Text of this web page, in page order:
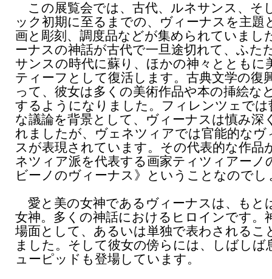
この展覧会では、古代、ルネサンス、そ
ック初期に至るまでの、ヴィーナスを主題
画と彫刻、調度品などが集められていまし
ーナスの神話が古代で一旦途切れて、ふた
サンスの時代に蘇り、ほかの神々とともに
ティーフとして復活します。古典文学の復
って、彼女は多くの美術作品や本の挿絵な
するようになりました。フィレンツェでは
な議論を背景として、ヴィーナスは慎み深
れましたが、ヴェネツィアでは官能的なヴ
スが表現されています。その代表的な作品
ネツィア派を代表する画家ティツィアーノ
ビーノのヴィーナス》ということなのでし
愛と美の女神であるヴィーナスは、もと
女神。多くの神話におけるヒロインです。
場面として、あるいは単独で表わされるこ
ました。そして彼女の傍らには、しばしば
ューピッドも登場しています。